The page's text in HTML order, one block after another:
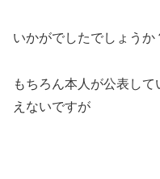
いかがでしたでしょうか
もちろん本人が公表し
えないですが